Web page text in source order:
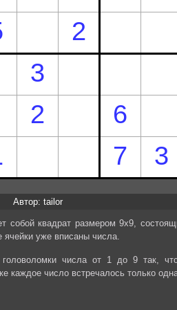
Автор: tailor
собой квадрат размером 9х9,
уже вписаны числа.
числа от 1 до 9 так,
каждое число встречалось только